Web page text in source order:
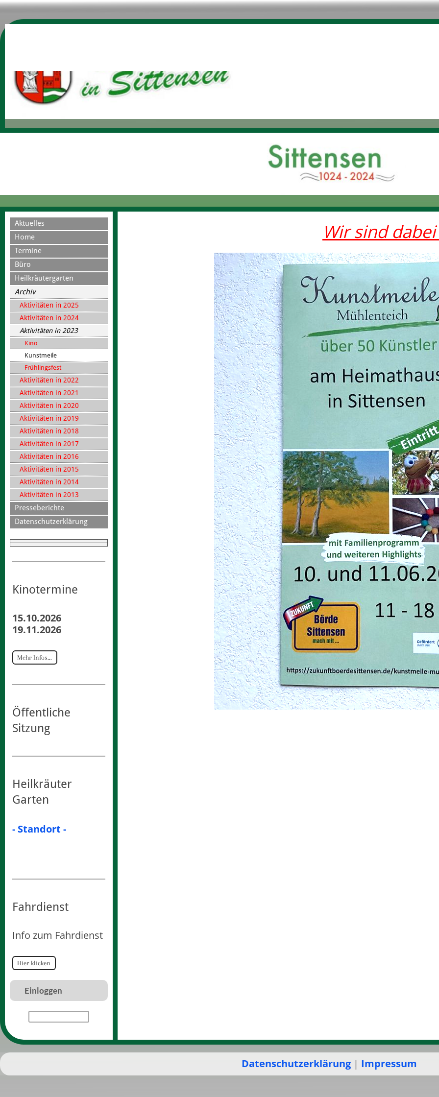
Aktuelles
Home
Termine
Büro
Heilkräutergarten
Archiv
Aktivitäten in 2025
Aktivitäten in 2024
Aktivitäten in 2023
Kino
Kunstmeile
Frühlingsfest
Aktivitäten in 2022
Aktivitäten in 2021
Aktivitäten in 2020
Aktivitäten in 2019
Aktivitäten in 2018
Aktivitäten in 2017
Aktivitäten in 2016
Aktivitäten in 2015
Aktivitäten in 2014
Aktivitäten in 2013
Presseberichte
Datenschutzerklärung
Kinotermine
15.10.2026
19.11.2026
Mehr Infos...
Öffentliche
Sitzung
Heilkräuter
Garten
- Standort -
Fahrdienst
Info zum Fahrdienst
Hier klicken
Einloggen
Wir sind dabei
Datenschutzerklärung | Impressum